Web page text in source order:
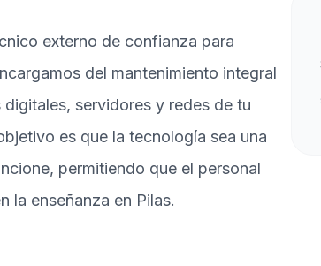
externo de confianza para
del mantenimiento integral
servidores y redes de tu
es que la tecnología sea una
permitiendo que el personal
la enseñanza en Pilas.